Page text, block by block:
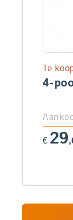
4-
Te
€ 29